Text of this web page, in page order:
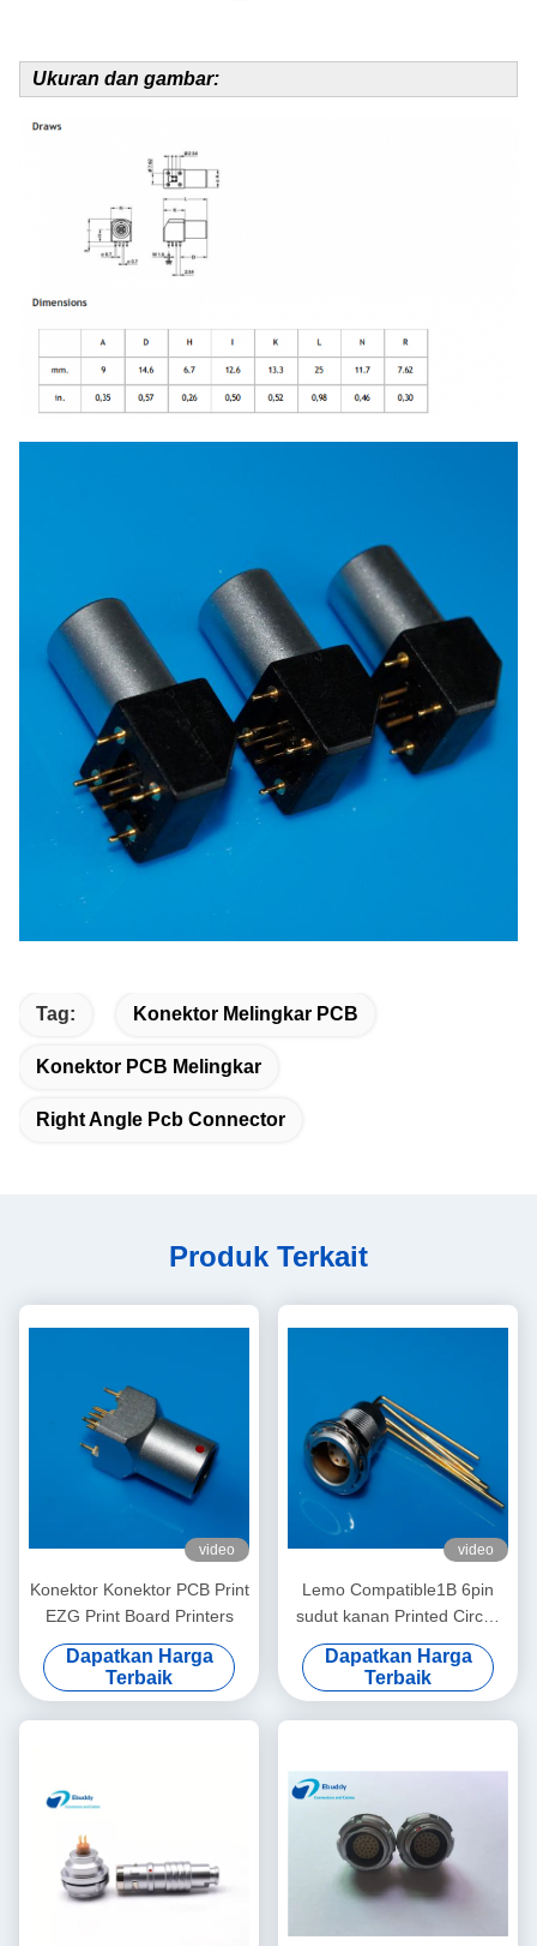
Ukuran dan gambar:
Tag: Konektor Melingkar PCB
Konektor PCB Melingkar
Right Angle Pcb Connector
Produk Terkait
video
Konektor Konektor PCB Print
EZG Print Board Printers
Dapatkan Harga
Terbaik
video
Lemo Compatible1B 6pin
sudut kanan Printed Circuit
Board Connector Untuk
Panel Belakang
Pemasangan
Dapatkan Harga
Terbaik